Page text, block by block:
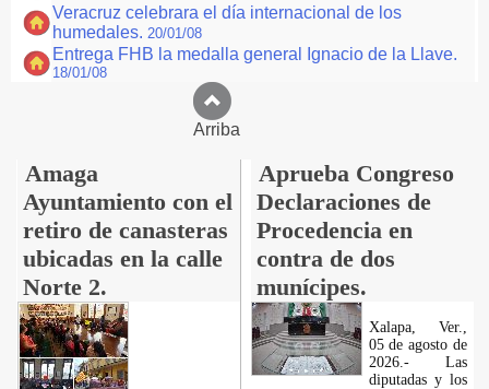
Veracruz celebrara el día internacional de los
humedales. 20/01/08
Entrega FHB la medalla general Ignacio de la Llave.
18/01/08
Arriba
Amaga
Ayuntamiento con el
retiro de canasteras
ubicadas en la calle
Norte 2.
Aprueba Congreso
Declaraciones de
Procedencia en
contra de dos
munícipes.
Xalapa, Ver.,
05 de agosto de
2026.- Las
diputadas y los